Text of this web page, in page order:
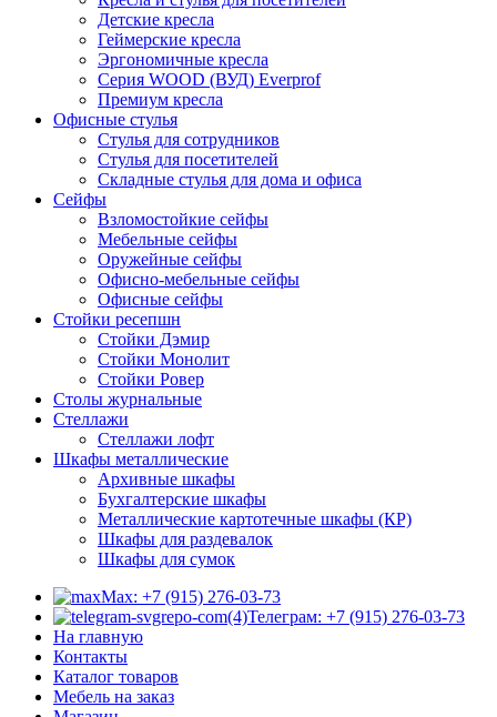
Детские кресла
Геймерские кресла
Эргономичные кресла
Серия WOOD (ВУД) Everprof
Премиум кресла
Офисные стулья
Стулья для сотрудников
Стулья для посетителей
Складные стулья для дома и офиса
Сейфы
Взломостойкие сейфы
Мебельные сейфы
Оружейные сейфы
Офисно-мебельные сейфы
Офисные сейфы
Стойки ресепшн
Стойки Дэмир
Стойки Монолит
Стойки Ровер
Столы журнальные
Стеллажи
Стеллажи лофт
Шкафы металлические
Архивные шкафы
Бухгалтерские шкафы
Металлические картотечные шкафы (КР)
Шкафы для раздевалок
Шкафы для сумок
Max: +7 (915) 276-03-73
Телеграм: +7 (915) 276-03-73
На главную
Контакты
Каталог товаров
Мебель на заказ